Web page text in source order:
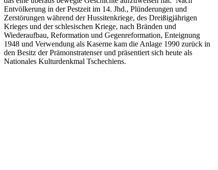
Entvölkerung in der Pestzeit im 14. Jhd., Plünderungen und
Zerstörungen während der Hussitenkriege, des Dreißigjährigen
Krieges und der schlesischen Kriege, nach Bränden und
Wiederaufbau, Reformation und Gegenreformation, Enteignung
1948 und Verwendung als Kaserne kam die Anlage 1990 zurück in
den Besitz der Prämonstratenser und präsentiert sich heute als
Nationales Kulturdenkmal Tschechiens.